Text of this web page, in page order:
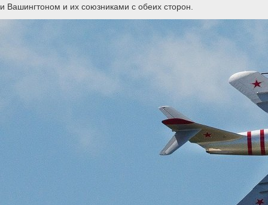
и Вашингтоном и их союзниками с обеих сторон.